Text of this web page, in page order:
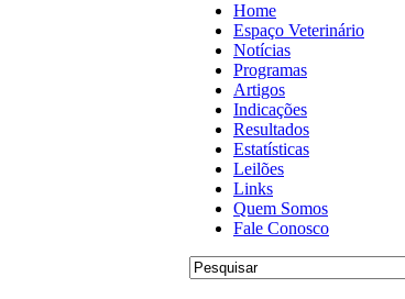
Home
Espaço Veterinário
Notícias
Programas
Artigos
Indicações
Resultados
Estatísticas
Leilões
Links
Quem Somos
Fale Conosco